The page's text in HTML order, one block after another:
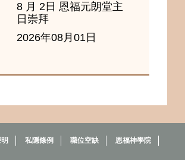
8 月 2日 恩福元朗堂主
日崇拜
2026年08月01日
私隱條例 職位空缺
恩福神學院